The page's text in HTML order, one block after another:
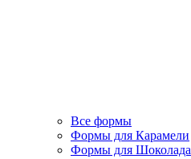
Все формы
Формы для Карамели
Формы для Шоколада